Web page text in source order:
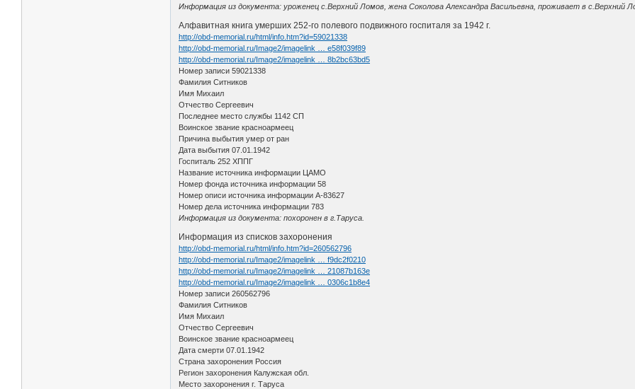
Информация из документа: уроженец с.Верхний Ломов, жена Соколова Александра Васильевна, проживает в с.Верхний
Алфавитная книга умерших 252-го полевого подвижного госпиталя за 1942 г.
http://obd-memorial.ru/html/info.htm?id=59021338
http://obd-memorial.ru/Image2/imagelink … e58f039f89
http://obd-memorial.ru/Image2/imagelink … 8b2bc63bd5
Номер записи 59021338
Фамилия Ситников
Имя Михаил
Отчество Сергеевич
Последнее место службы 1142 СП
Воинское звание красноармеец
Причина выбытия умер от ран
Дата выбытия 07.01.1942
Госпиталь 252 ХППГ
Название источника информации ЦАМО
Номер фонда источника информации 58
Номер описи источника информации А-83627
Номер дела источника информации 783
Информация из документа: похоронен в г.Таруса.
Информация из списков захоронения
http://obd-memorial.ru/html/info.htm?id=260562796
http://obd-memorial.ru/Image2/imagelink … f9dc2f0210
http://obd-memorial.ru/Image2/imagelink … 21087b163e
http://obd-memorial.ru/Image2/imagelink … 0306c1b8e4
Номер записи 260562796
Фамилия Ситников
Имя Михаил
Отчество Сергеевич
Воинское звание красноармеец
Дата смерти 07.01.1942
Страна захоронения Россия
Регион захоронения Калужская обл.
Место захоронения г. Таруса